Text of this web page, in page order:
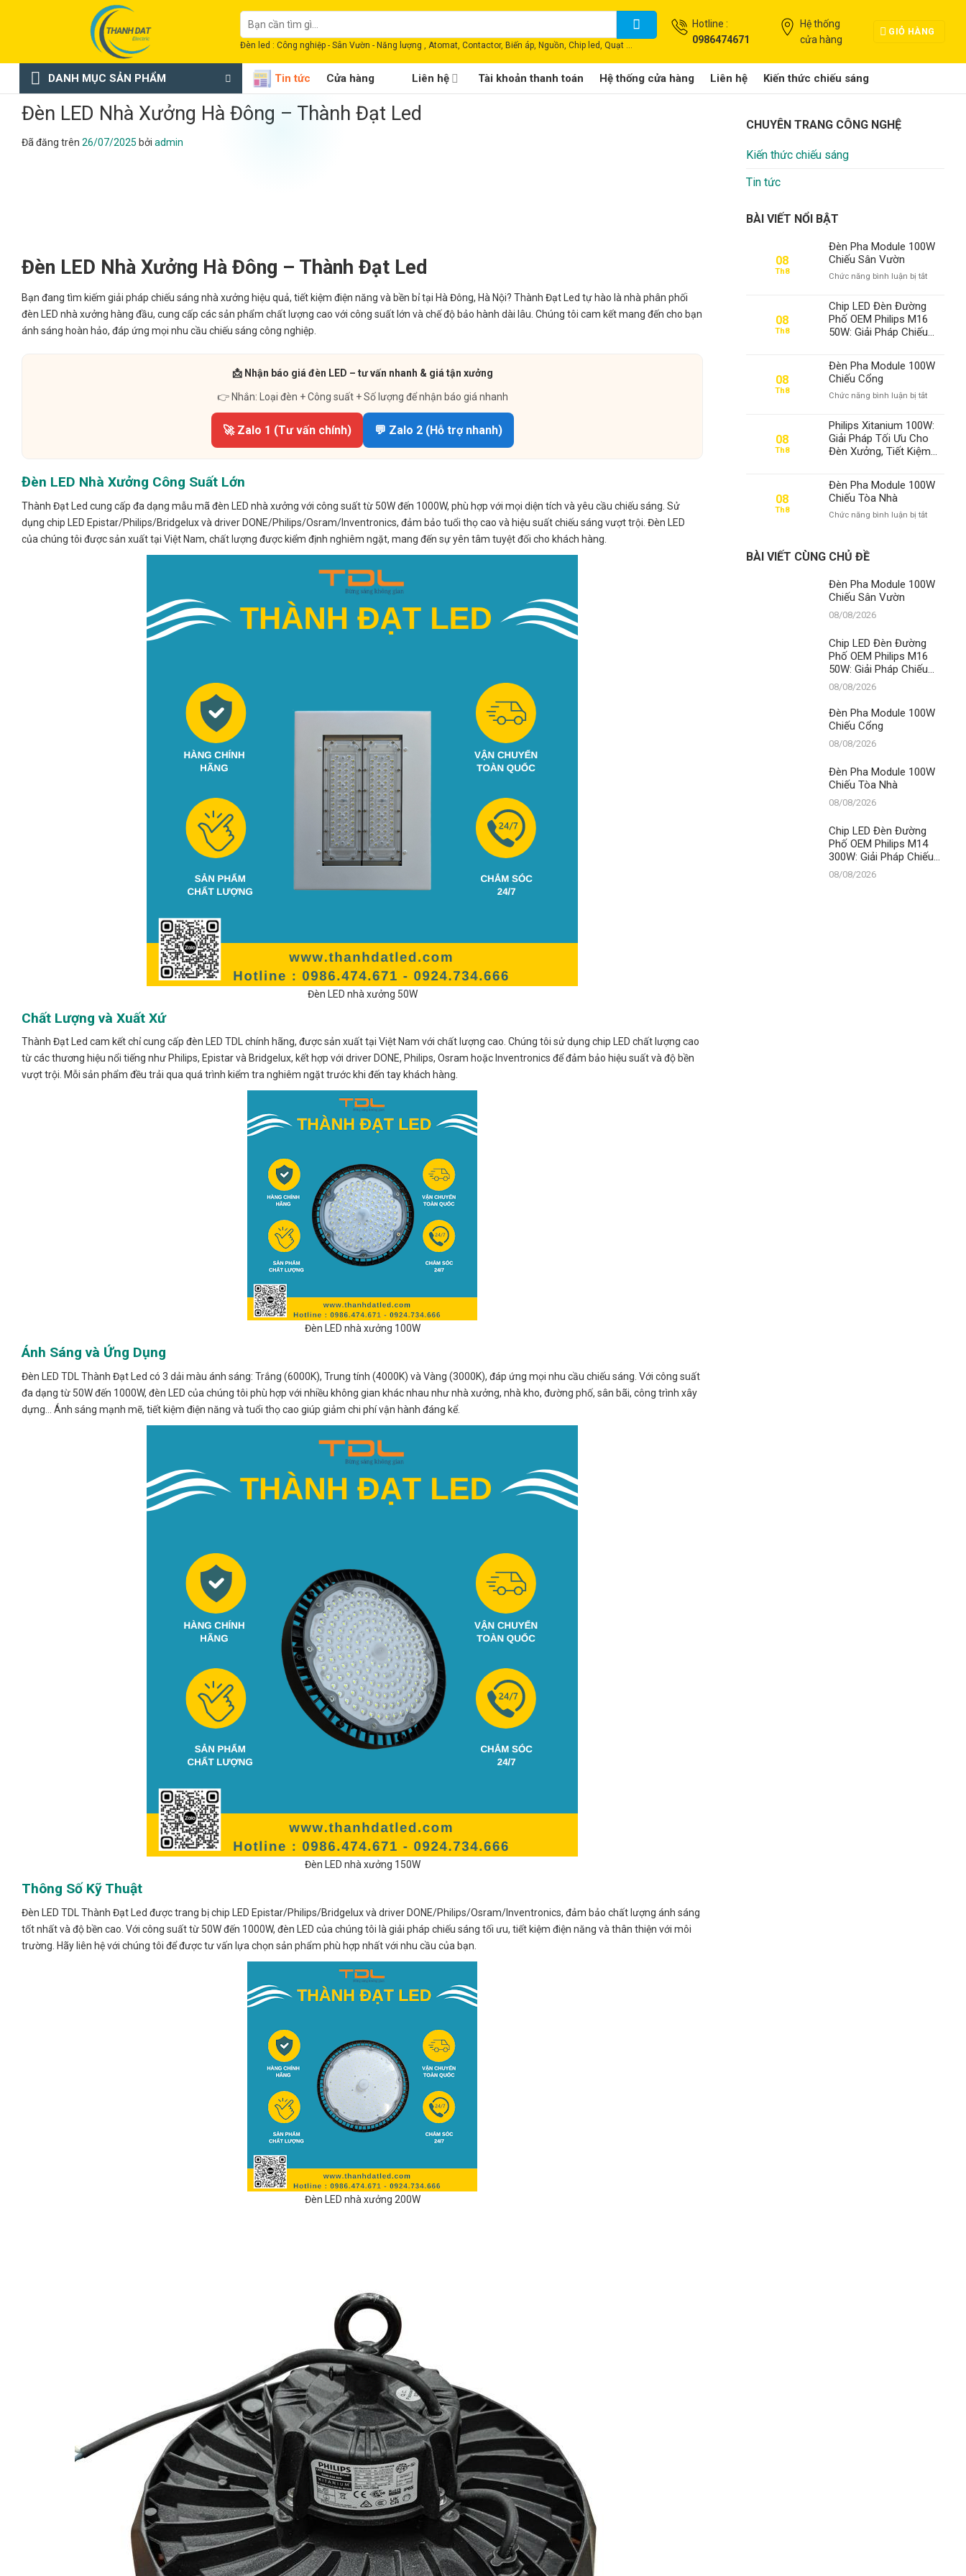
dung
Tìm
kiếm:
Đèn led : Công nghiệp - Sân Vườn - Năng lượng , Atomat, Contactor, Biến áp, Nguồn, Chip led, Quạt ...
Hotline :
0986474671
Hệ thống
cửa hàng
GIỎ HÀNG
DANH MỤC SẢN PHẨM Tin tức Cửa hàng Liên hệ Tài khoản thanh toán Hệ thống cửa hàng Liên hệ Kiến thức chiếu sáng
Đèn LED Nhà Xưởng Hà Đông – Thành Đạt Led
Đã đăng trên 26/07/2025 bởi admin
Đèn LED Nhà Xưởng Hà Đông – Thành Đạt Led
Bạn đang tìm kiếm giải pháp chiếu sáng nhà xưởng hiệu quả, tiết kiệm điện năng và bền bỉ tại Hà Đông, Hà Nội? Thành Đạt Led tự hào là nhà phân phối
đèn LED nhà xưởng hàng đầu, cung cấp các sản phẩm chất lượng cao với công suất lớn và chế độ bảo hành dài lâu. Chúng tôi cam kết mang đến cho bạn
ánh sáng hoàn hảo, đáp ứng mọi nhu cầu chiếu sáng công nghiệp.
📩 Nhận báo giá đèn LED – tư vấn nhanh & giá tận xưởng
👉 Nhắn: Loại đèn + Công suất + Số lượng để nhận báo giá nhanh
🚀 Zalo 1 (Tư vấn chính) 💬 Zalo 2 (Hỗ trợ nhanh)
Đèn LED Nhà Xưởng Công Suất Lớn
Thành Đạt Led cung cấp đa dạng mẫu mã đèn LED nhà xưởng với công suất từ 50W đến 1000W, phù hợp với mọi diện tích và yêu cầu chiếu sáng. Sử
dụng chip LED Epistar/Philips/Bridgelux và driver DONE/Philips/Osram/Inventronics, đảm bảo tuổi thọ cao và hiệu suất chiếu sáng vượt trội. Đèn LED
của chúng tôi được sản xuất tại Việt Nam, chất lượng được kiểm định nghiêm ngặt, mang đến sự yên tâm tuyệt đối cho khách hàng.
Đèn LED nhà xưởng 50W
Chất Lượng và Xuất Xứ
Thành Đạt Led cam kết chỉ cung cấp đèn LED TDL chính hãng, được sản xuất tại Việt Nam với chất lượng cao. Chúng tôi sử dụng chip LED chất lượng cao
từ các thương hiệu nổi tiếng như Philips, Epistar và Bridgelux, kết hợp với driver DONE, Philips, Osram hoặc Inventronics để đảm bảo hiệu suất và độ bền
vượt trội. Mỗi sản phẩm đều trải qua quá trình kiểm tra nghiêm ngặt trước khi đến tay khách hàng.
Đèn LED nhà xưởng 100W
Ánh Sáng và Ứng Dụng
Đèn LED TDL Thành Đạt Led có 3 dải màu ánh sáng: Trắng (6000K), Trung tính (4000K) và Vàng (3000K), đáp ứng mọi nhu cầu chiếu sáng. Với công suất
đa dạng từ 50W đến 1000W, đèn LED của chúng tôi phù hợp với nhiều không gian khác nhau như nhà xưởng, nhà kho, đường phố, sân bãi, công trình xây
dựng… Ánh sáng mạnh mẽ, tiết kiệm điện năng và tuổi thọ cao giúp giảm chi phí vận hành đáng kể.
Đèn LED nhà xưởng 150W
Thông Số Kỹ Thuật
Đèn LED TDL Thành Đạt Led được trang bị chip LED Epistar/Philips/Bridgelux và driver DONE/Philips/Osram/Inventronics, đảm bảo chất lượng ánh sáng
tốt nhất và độ bền cao. Với công suất từ 50W đến 1000W, đèn LED của chúng tôi là giải pháp chiếu sáng tối ưu, tiết kiệm điện năng và thân thiện với môi
trường. Hãy liên hệ với chúng tôi để được tư vấn lựa chọn sản phẩm phù hợp nhất với nhu cầu của bạn.
Đèn LED nhà xưởng 200W
CHUYÊN TRANG CÔNG NGHỆ
Kiến thức chiếu sáng
Tin tức
BÀI VIẾT NỔI BẬT
08
Th8
Đèn Pha Module 100W
Chiếu Sân Vườn
Chức năng bình luận bị tắtở
100W
Chiếu
Vườn
08
Th8
Chip LED Đèn Đường
Phố OEM Philips M16
50W: Giải Pháp Chiếu
Việt Nam
08
Th8
Đèn Pha Module 100W
Chiếu Cổng
Chức năng bình luận bị tắtở
Pha
Module
100W
Chiếu
08
Th8
Philips Xitanium 100W:
Giải Pháp Tối Ưu Cho
Đèn Xưởng, Tiết Kiệm
08
Th8
Đèn Pha Module 100W
Chiếu Tòa Nhà
Chức năng bình luận bị tắtở
Tòa
BÀI VIẾT CÙNG CHỦ ĐỀ
Đèn Pha Module 100W
Chiếu Sân Vườn
08/08/2026
Chip LED Đèn Đường
Phố OEM Philips M16
50W: Giải Pháp Chiếu
Sáng Đỉnh Cao Từ
Thành Đạt LED – Số 1
Việt Nam
08/08/2026
Đèn Pha Module 100W
Chiếu Cổng
08/08/2026
Đèn Pha Module 100W
Chiếu Tòa Nhà
08/08/2026
Chip LED Đèn Đường
Phố OEM Philips M14
300W: Giải Pháp Chiếu
Sáng Vàng Vượt Trội Từ
Thành Đạt LED
08/08/2026